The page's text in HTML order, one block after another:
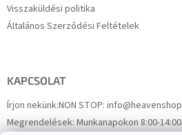
Visszaküldési politika
Általános Szerződési Feltételek
KAPCSOLAT
Írjon nekünk:NON STOP:
Megrendelések:Munkanapokon 8:00-